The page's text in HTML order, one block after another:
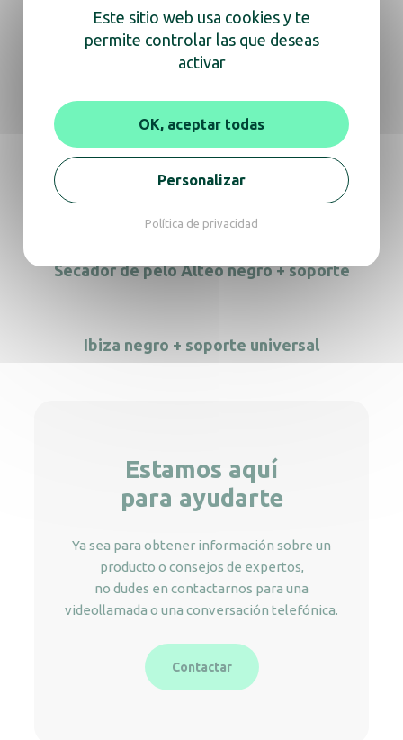
Soporte para secador de pelo Alteo blanco
+ PR
Secador de pelo mural Neptune blanco
Secador de pelo Alteo negro + soporte
Ibiza negro + soporte universal
Estamos aquí
para ayudarte
Ya sea para obtener información sobre un
producto o consejos de expertos,
no dudes en contactarnos para una
videollamada o una conversación telefónica.
Contactar
Este sitio web usa cookies y te
permite controlar las que deseas
activar
OK, aceptar todas
Personalizar
Política de privacidad